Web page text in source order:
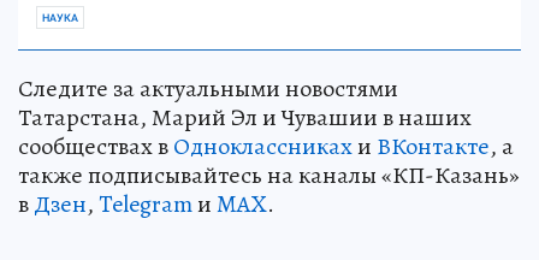
НАУКА
Следите за актуальными новостями
Татарстана, Марий Эл и Чувашии в наших
сообществах вОдноклассникахи ВКонтакте, а
также подписывайтесь на каналы «КП-Казань»
вДзен,TelegramиMAX.